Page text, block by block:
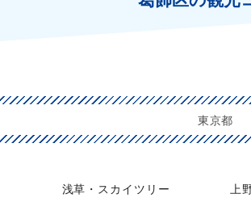
東京都
浅草・スカイツリー 上